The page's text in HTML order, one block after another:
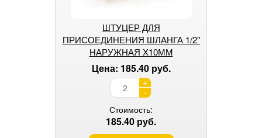
ШТУЦЕР ДЛЯ
ПРИСОЕДИНЕНИЯ ШЛАНГА 1/2"
НАРУЖНАЯ Х10ММ
Цена: 185.40 руб.
+
-
Стоимость:
185.40 руб.